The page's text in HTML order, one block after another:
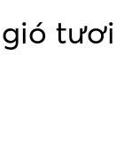
tươi